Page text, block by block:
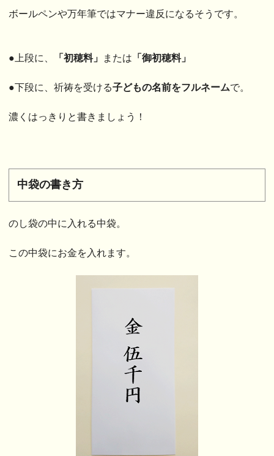
ボールペンや万年筆ではマナー違反になるそうです。
●上段に、 「初穂料」 または 「御初穂料」
●下段に、祈祷を受ける子どもの名前をフルネームで。
濃くはっきりと書きましょう！
中袋の書き方
のし袋の中に入れる中袋。
この中袋にお金を入れます。